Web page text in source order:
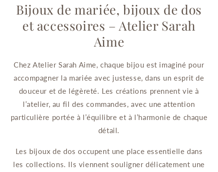
Bijoux de mariée, bijoux de dos
et accessoires – Atelier Sarah
Aime
Chez Atelier Sarah Aime, chaque bijou est imaginé pour
accompagner la mariée avec justesse, dans un esprit de
douceur et de légèreté. Les créations prennent vie à
l’atelier, au fil des commandes, avec une attention
particulière portée à l’équilibre et à l’harmonie de chaque
détail.
Les bijoux de dos occupent une place essentielle dans
les collections. Ils viennent souligner délicatement une